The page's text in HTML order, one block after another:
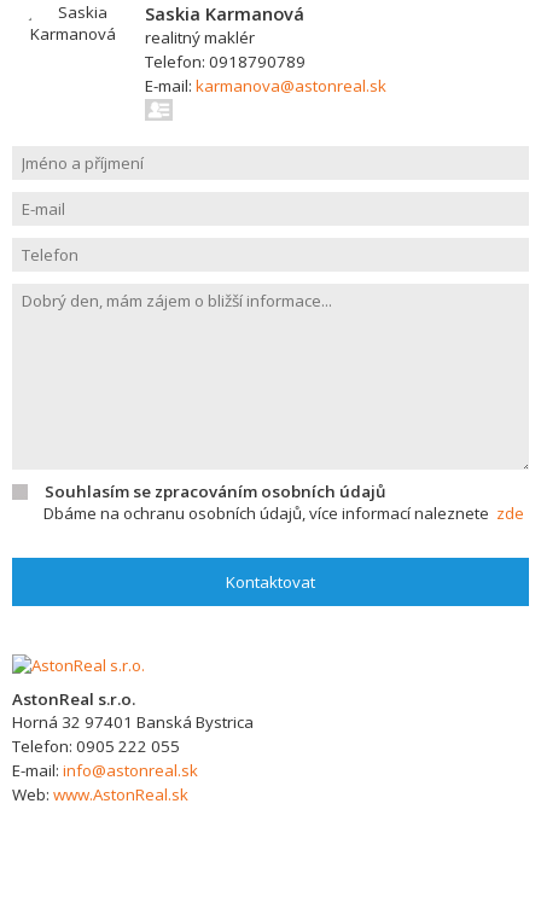
Saskia Karmanová
realitný maklér
Telefon: 0918790789
E-mail: karmanova@astonreal.sk
Souhlasím se zpracováním osobních údajů
Dbáme na ochranu osobních údajů, více informací naleznete zde
Kontaktovat
AstonReal s.r.o.
Horná 32 97401 Banská Bystrica
Telefon: 0905 222 055
E-mail: info@astonreal.sk
Web: www.AstonReal.sk